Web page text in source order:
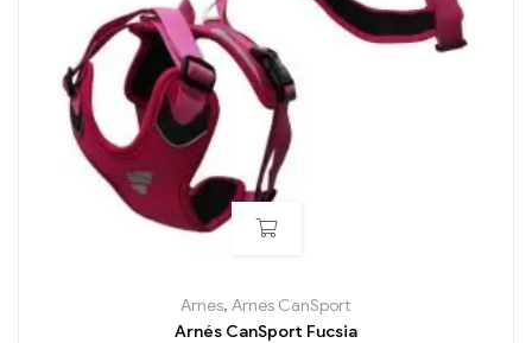
Arnes, Arnes CanSport
Arnés CanSport Fucsia